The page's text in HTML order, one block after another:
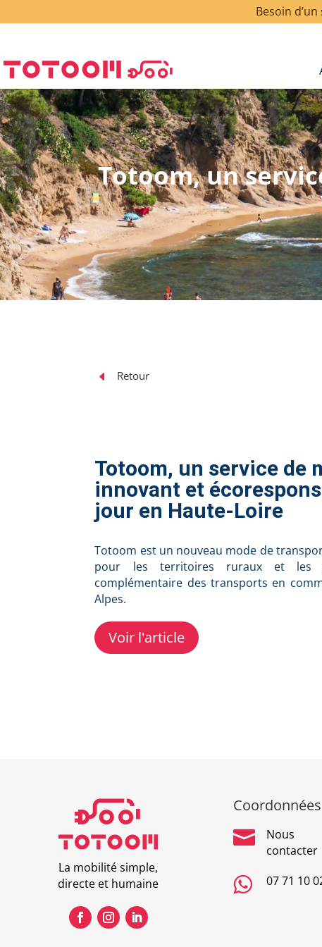
Besoin
Totoom, un
D Retour
Totoom, un service de
innovant et
jour en Haute-Loire
Totoom est un nouveau mode de
pour les territoires ruraux et les
complémentaire des transports en
Alpes.
Voir l'article
La mobilité simple,
directe et humaine
Coordonnées

Nous
contacter
 07 71 10